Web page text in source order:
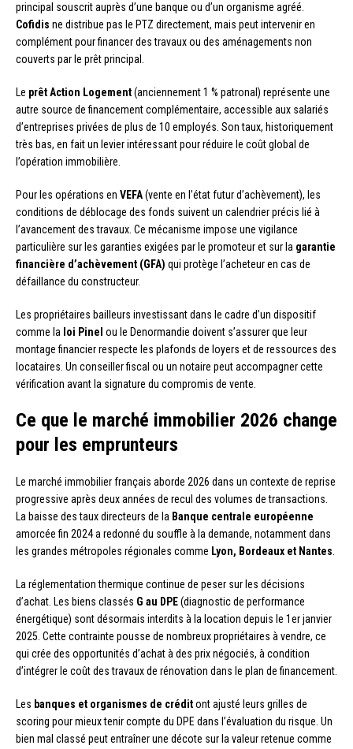
principal souscrit auprès d’une banque ou d’un organisme agréé.
Cofidis ne distribue pas le PTZ directement, mais peut intervenir en
complément pour financer des travaux ou des aménagements non
couverts par le prêt principal.
Le prêt Action Logement(anciennement 1 % patronal) représente une
autre source de financement complémentaire, accessible aux salariés
d’entreprises privées de plus de 10 employés. Son taux, historiquement
très bas, en fait un levier intéressant pour réduire le coût global de
l’opération immobilière.
Pour les opérations en VEFA(vente en l’état futur d’achèvement), les
conditions de déblocage des fonds suivent un calendrier précis lié à
l’avancement des travaux. Ce mécanisme impose une vigilance
particulière sur les garanties exigées par le promoteur et sur la garantie
financière d’achèvement (GFA) qui protège l’acheteur en cas de
défaillance du constructeur.
Les propriétaires bailleurs investissant dans le cadre d’un dispositif
comme la loi Pinel ou le Denormandie doivent s’assurer que leur
montage financier respecte les plafonds de loyers et de ressources des
locataires. Un conseiller fiscal ou un notaire peut accompagner cette
vérification avant la signature du compromis de vente.
Ce que le marché immobilier 2026 change
pour les emprunteurs
Le marché immobilier français aborde 2026 dans un contexte de reprise
progressive après deux années de recul des volumes de transactions.
La baisse des taux directeurs de la Banque centrale européenne
amorcée fin 2024 a redonné du souffle à la demande, notamment dans
les grandes métropoles régionales comme Lyon, Bordeaux et Nantes.
La réglementation thermique continue de peser sur les décisions
d’achat. Les biens classés G au DPE(diagnostic de performance
énergétique) sont désormais interdits à la location depuis le 1er janvier
2025. Cette contrainte pousse de nombreux propriétaires à vendre, ce
qui crée des opportunités d’achat à des prix négociés, à condition
d’intégrer le coût des travaux de rénovation dans le plan de financement.
Les banques et organismes de créditont ajusté leurs grilles de
scoring pour mieux tenir compte du DPE dans l’évaluation du risque. Un
bien mal classé peut entraîner une décote sur la valeur retenue comme